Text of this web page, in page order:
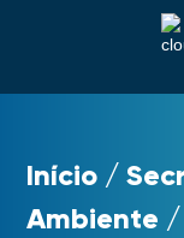
Início /
Ambiente /